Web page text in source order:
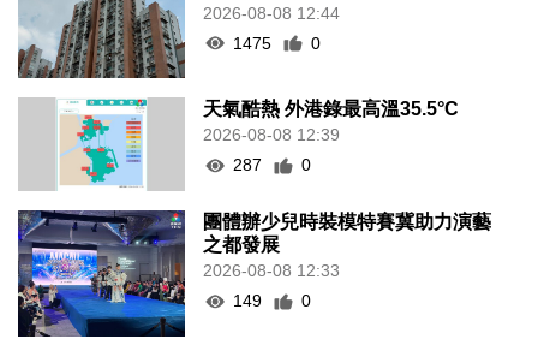
2026-08-08 12:44
1475
0
天氣酷熱 外港錄最高溫35.5°C
2026-08-08 12:39
287
0
團體辦少兒時裝模特賽冀助力演藝
之都發展
2026-08-08 12:33
149
0